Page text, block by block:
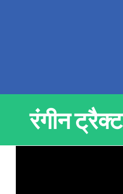
रंगीन